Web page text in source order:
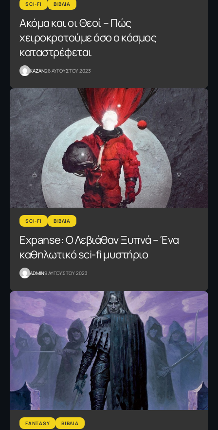
SCI-FI ΒΙΒΛΙΑ
Ακόμα και οι Θεοί – Πώς
χειροκροτούμε όσο ο κόσμος
καταστρέφεται
KAZAN26 ΑΥΓΟΥΣΤΟΥ 2023
SCI-FI ΒΙΒΛΙΑ
Expanse: Ο Λεβιάθαν Ξυπνά – Ένα
καθηλωτικό sci-fi μυστήριο
ADMIN9 ΑΥΓΟΥΣΤΟΥ 2023
FANTASY ΒΙΒΛΙΑ